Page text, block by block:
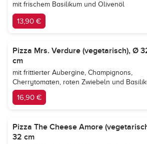
mit frischem Basilikum und Olivenöl
13,90 €
Pizza Mrs. Verdure (vegetarisch), Ø
cm
mit frittierter Aubergine, Champignons,
Cherrytomaten, roten Zwiebeln und
16,90 €
Pizza The Cheese Amore
32 cm